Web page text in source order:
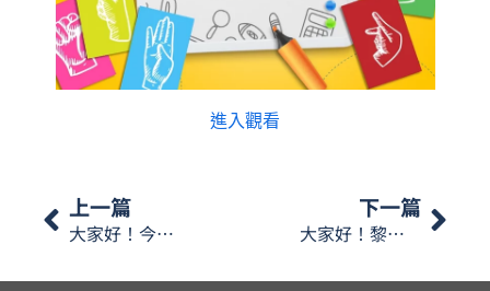
進入觀看
上一篇
大家好！今日《心靈手語》會講講賭博上癮，一齊學下相關嘅手語啦
下一篇
大家好！黎到2026年，今個星期《心靈手語》嘅主題係”新年願望”，一齊睇下相關嘅手語啦。